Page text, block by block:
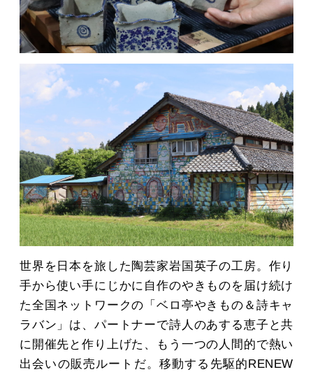
世界を日本を旅した陶芸家岩国英子の工房。作り
手から使い手にじかに自作のやきものを届け続け
た全国ネットワークの「ベロ亭やきもの＆詩キャ
ラバン」は、パートナーで詩人のあする恵子と共
に開催先と作り上げた、もう一つの人間的で熱い
出会いの販売ルートだ。移動する先駆的RENEW